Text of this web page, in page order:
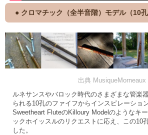
● クロマチック（全半音階）モデル（10
出典 MusiqueMorneaux
ルネサンスやバロック時代のさまざまな管楽
られる10孔のファイフからインスピレーショ
Sweetheart FluteのKilloury Modelのようなキ
ックホイッスルのリクエストに応え、この10
した。